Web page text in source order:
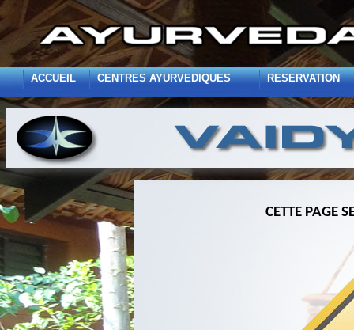
CETTE PAGE
ACCUEIL CENTRES AYURVEDIQUES RESERVATION